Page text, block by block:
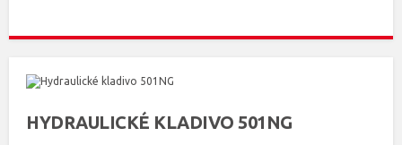
HYDRAULICKÉ KLADIVO 501NG